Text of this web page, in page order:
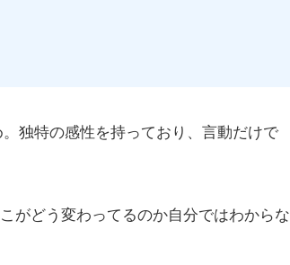
独特の感性を持っており、言動だけで
がどう変わってるのか自分ではわからな